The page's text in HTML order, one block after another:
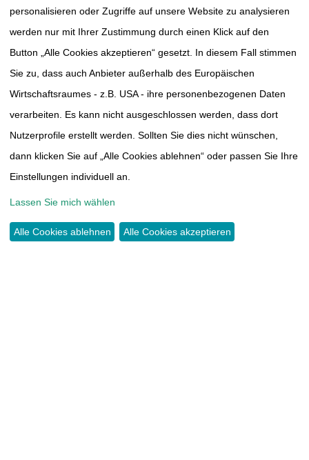
TUMORAKADEMIESÜDWESTSACHSEN E.V.
THOMAS-MÜNTZER-HÖHE 14
09117 CHEMNITZ
TEL.:
INFO@TUMORAKADEMIE.DE
personalisieren oder Zugriffe auf unsere Website zu analysieren
werden nur mit Ihrer Zustimmung durch einen Klick auf den
Button „Alle Cookies akzeptieren“ gesetzt. In diesem Fall stimmen
Sie zu, dass auch Anbieter außerhalb des Europäischen
Wirtschaftsraumes - z.B. USA - ihre personenbezogenen Daten
verarbeiten. Es kann nicht ausgeschlossen werden, dass dort
Nutzerprofile erstellt werden. Sollten Sie dies nicht wünschen,
dann klicken Sie auf „Alle Cookies ablehnen“ oder passen Sie Ihre
Einstellungen individuell an.
Lassen Sie mich wählen
Alle Cookies ablehnen Alle Cookies akzeptieren